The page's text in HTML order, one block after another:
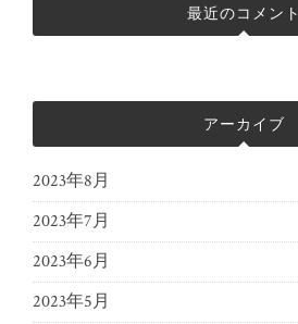
最近のコメント
アーカイブ
2023年8月
2023年7月
2023年6月
2023年5月